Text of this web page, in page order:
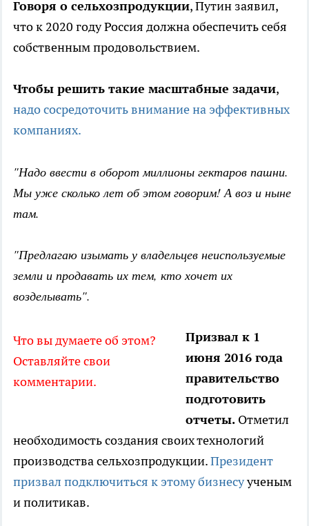
Говоря о сельхозпродукции, Путин заявил,
что к 2020 году Россия должна обеспечить себя
собственным продовольствием.
Чтобы решить такие масштабные задачи,
надо сосредоточить внимание на эффективных
компаниях.
"Надо ввести в оборот миллионы гектаров пашни.
Мы уже сколько лет об этом говорим! А воз и ныне
там.
"Предлагаю изымать у владельцев неиспользуемые
земли и продавать их тем, кто хочет их
возделывать".
Что вы думаете об этом?
Оставляйте свои
комментарии.
Призвал к 1
июня 2016 года
правительство
подготовить
отчеты. Отметил
необходимость создания своих технологий
производства сельхозпродукции.Президент
призвал подключиться к этому бизнесуученым
и политикав.